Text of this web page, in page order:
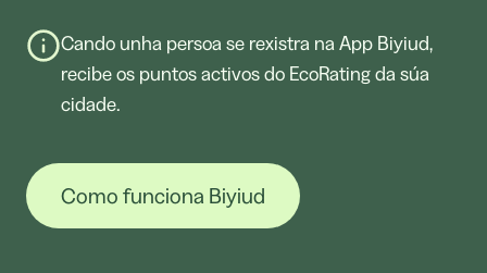
País Vasco
Cando unha persoa se rexistra na App Biyiud,
recibe os puntos activos do EcoRating da súa
cidade.
Como funciona Biyiud